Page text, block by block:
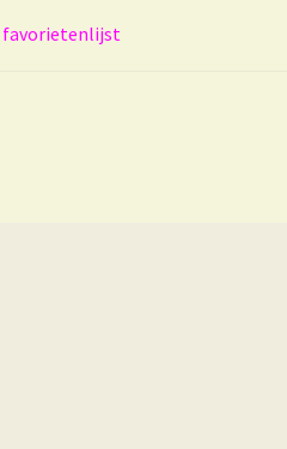
favorietenlijst